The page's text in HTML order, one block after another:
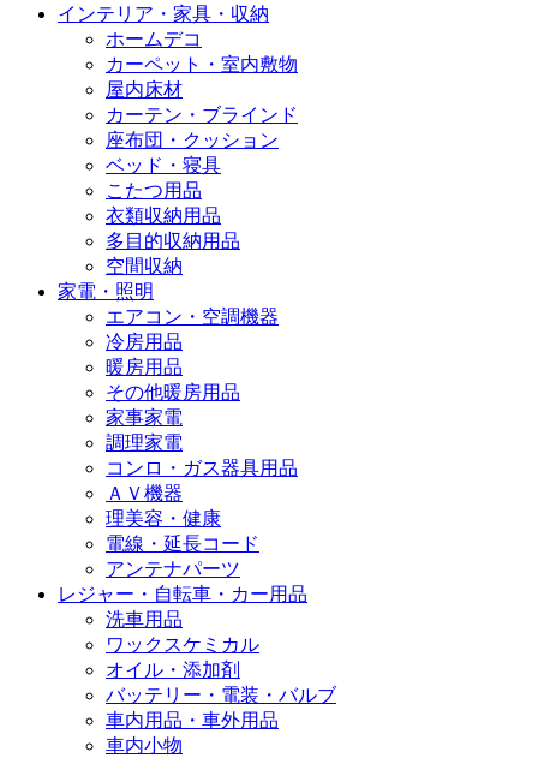
インテリア・家具・収納
ホームデコ
カーペット・室内敷物
屋内床材
カーテン・ブラインド
座布団・クッション
ベッド・寝具
こたつ用品
衣類収納用品
多目的収納用品
空間収納
家電・照明
エアコン・空調機器
冷房用品
暖房用品
その他暖房用品
家事家電
調理家電
コンロ・ガス器具用品
ＡＶ機器
理美容・健康
電線・延長コード
アンテナパーツ
レジャー・自転車・カー用品
洗車用品
ワックスケミカル
オイル・添加剤
バッテリー・電装・バルブ
車内用品・車外用品
車内小物